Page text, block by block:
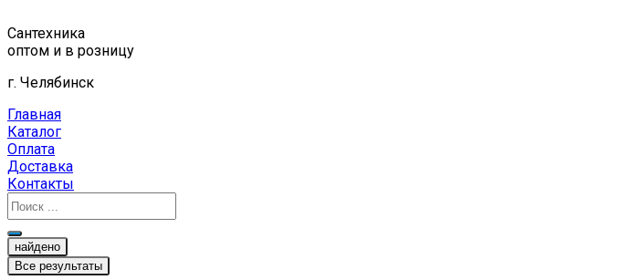
к
содержимому
Сантехника
оптом и в розницу
г. Челябинск
Главная
Каталог
Оплата
Доставка
Контакты
найдено
Все результаты